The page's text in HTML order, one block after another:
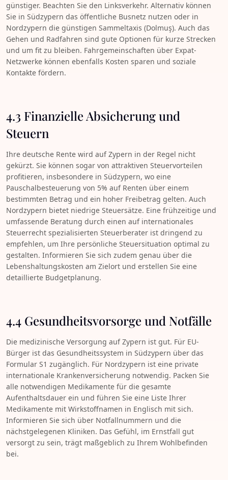
günstiger. Beachten Sie den Linksverkehr. Alternativ können
Sie in Südzypern das öffentliche Busnetz nutzen oder in
Nordzypern die günstigen Sammeltaxis (Dolmuş). Auch das
Gehen und Radfahren sind gute Optionen für kurze Strecken
und um fit zu bleiben. Fahrgemeinschaften über Expat-
Netzwerke können ebenfalls Kosten sparen und soziale
Kontakte fördern.
4.3 Finanzielle Absicherung und
Steuern
Ihre deutsche Rente wird auf Zypern in der Regel nicht
gekürzt. Sie können sogar von attraktiven Steuervorteilen
profitieren, insbesondere in Südzypern, wo eine
Pauschalbesteuerung von 5% auf Renten über einem
bestimmten Betrag und ein hoher Freibetrag gelten. Auch
Nordzypern bietet niedrige Steuersätze. Eine frühzeitige und
umfassende Beratung durch einen auf internationales
Steuerrecht spezialisierten Steuerberater ist dringend zu
empfehlen, um Ihre persönliche Steuersituation optimal zu
gestalten. Informieren Sie sich zudem genau über die
Lebenshaltungskosten am Zielort und erstellen Sie eine
detaillierte Budgetplanung.
4.4 Gesundheitsvorsorge und Notfälle
Die medizinische Versorgung auf Zypern ist gut. Für EU-
Bürger ist das Gesundheitssystem in Südzypern über das
Formular S1 zugänglich. Für Nordzypern ist eine private
internationale Krankenversicherung notwendig. Packen Sie
alle notwendigen Medikamente für die gesamte
Aufenthaltsdauer ein und führen Sie eine Liste Ihrer
Medikamente mit Wirkstoffnamen in Englisch mit sich.
Informieren Sie sich über Notfallnummern und die
nächstgelegenen Kliniken. Das Gefühl, im Ernstfall gut
versorgt zu sein, trägt maßgeblich zu Ihrem Wohlbefinden
bei.